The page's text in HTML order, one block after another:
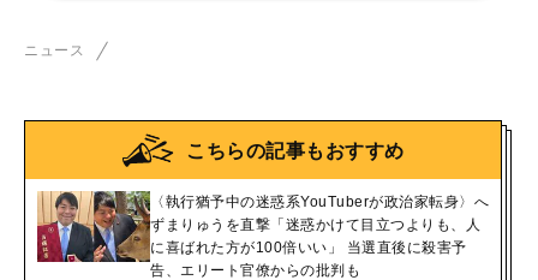
ニュース
こちらの記事もおすすめ
〈執行猶予中の迷惑系YouTuberが政治家転身〉へ
ずまりゅうを直撃「迷惑かけて目立つよりも、人
に喜ばれた方が100倍いい」 当選直後に殺害予
告、エリート官僚からの批判も